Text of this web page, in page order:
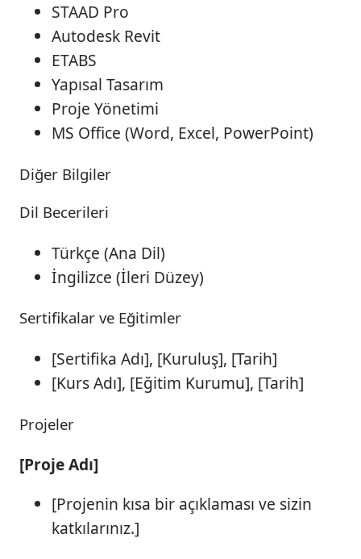
STAAD Pro
Autodesk Revit
ETABS
Yapısal Tasarım
Proje Yönetimi
MS Office (Word, Excel, PowerPoint)
Diğer Bilgiler
Dil Becerileri
Türkçe (Ana Dil)
İngilizce (İleri Düzey)
Sertifikalar ve Eğitimler
[Sertifika Adı], [Kuruluş], [Tarih]
[Kurs Adı], [Eğitim Kurumu], [Tarih]
Projeler
[Proje Adı]
[Projenin kısa bir açıklaması ve sizin
katkılarınız.]